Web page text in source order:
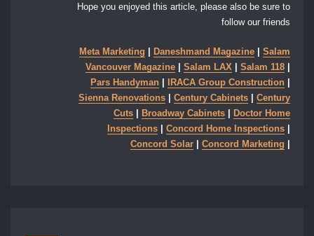
Hope you enjoyed this article, please also be sure to
follow our friends
Meta Marketing Daneshmand Magazine |Salam
Vancouver Magazine |Salam LAX |Salam 118
Pars Handyman
IRACA Group Construction
Sienna Renovations |Century Cabinets |Century
Cuts
Broadway Cabinets
Doctor Home
Inspections |Concord Home Inspections
Concord Solar |Concord Marketing